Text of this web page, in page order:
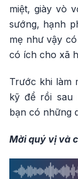
miệt, giày vò
sướng, hạnh
mẹ như vậy
có ích cho xã
Trước khi làm
kỹ để rồi sau
bạn có những
Mời quý vị và